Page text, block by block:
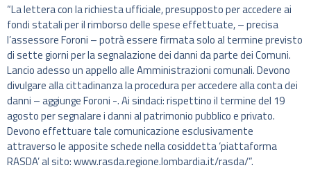
“La lettera con la richiesta ufficiale, presupposto per accedere ai
fondi statali per il rimborso delle spese effettuate, – precisa
l’assessore Foroni – potrà essere firmata solo al termine previsto
di sette giorni per la segnalazione dei danni da parte dei Comuni.
Lancio adesso un appello alle Amministrazioni comunali. Devono
divulgare alla cittadinanza la procedura per accedere alla conta dei
danni – aggiunge Foroni -. Ai sindaci: rispettino il termine del 19
agosto per segnalare i danni al patrimonio pubblico e privato.
Devono effettuare tale comunicazione esclusivamente
attraverso le apposite schede nella cosiddetta ‘piattaforma
RASDA’ al sito: www.rasda.regione.lombardia.it/rasda/”.